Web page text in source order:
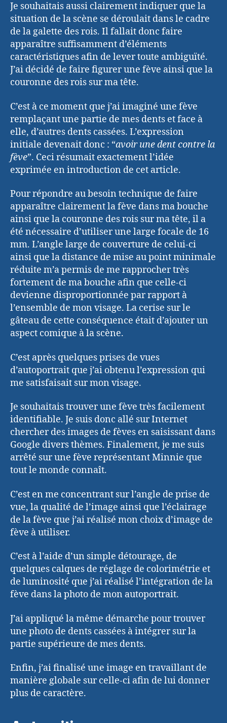
Je souhaitais aussi clairement indiquer que la
situation de la scène se déroulait dans le cadre
de la galette des rois. Il fallait donc faire
apparaître suffisamment d’éléments
caractéristiques afin de lever toute ambiguïté.
J’ai décidé de faire figurer une fève ainsi que la
couronne des rois sur ma tête.
C’est à ce moment que j’ai imaginé une fève
remplaçant une partie de mes dents et face à
elle, d’autres dents cassées. L’expression
initiale devenait donc : “avoir une dent contre la
fève”. Ceci résumait exactement l’idée
exprimée en introduction de cet article.
Pour répondre au besoin technique de faire
apparaître clairement la fève dans ma bouche
ainsi que la couronne des rois sur ma tête, il a
été nécessaire d’utiliser une large focale de 16
mm. L’angle large de couverture de celui-ci
ainsi que la distance de mise au point minimale
réduite m’a permis de me rapprocher très
fortement de ma bouche afin que celle-ci
devienne disproportionnée par rapport à
l’ensemble de mon visage. La cerise sur le
gâteau de cette conséquence était d’ajouter un
aspect comique à la scène.
C’est après quelques prises de vues
d’autoportrait que j’ai obtenu l’expression qui
me satisfaisait sur mon visage.
Je souhaitais trouver une fève très facilement
identifiable. Je suis donc allé sur Internet
chercher des images de fèves en saisissant dans
Google divers thèmes. Finalement, je me suis
arrêté sur une fève représentant Minnie que
tout le monde connaît.
C’est en me concentrant sur l’angle de prise de
vue, la qualité de l’image ainsi que l’éclairage
de la fève que j’ai réalisé mon choix d’image de
fève à utiliser.
C’est à l’aide d’un simple détourage, de
quelques calques de réglage de colorimétrie et
de luminosité que j’ai réalisé l’intégration de la
fève dans la photo de mon autoportrait.
J’ai appliqué la même démarche pour trouver
une photo de dents cassées à intégrer sur la
partie supérieure de mes dents.
Enfin, j’ai finalisé une image en travaillant de
manière globale sur celle-ci afin de lui donner
plus de caractère.